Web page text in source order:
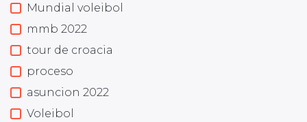
Mundial voleibol
mmb 2022
tour de croacia
proceso
asuncion 2022
Voleibol